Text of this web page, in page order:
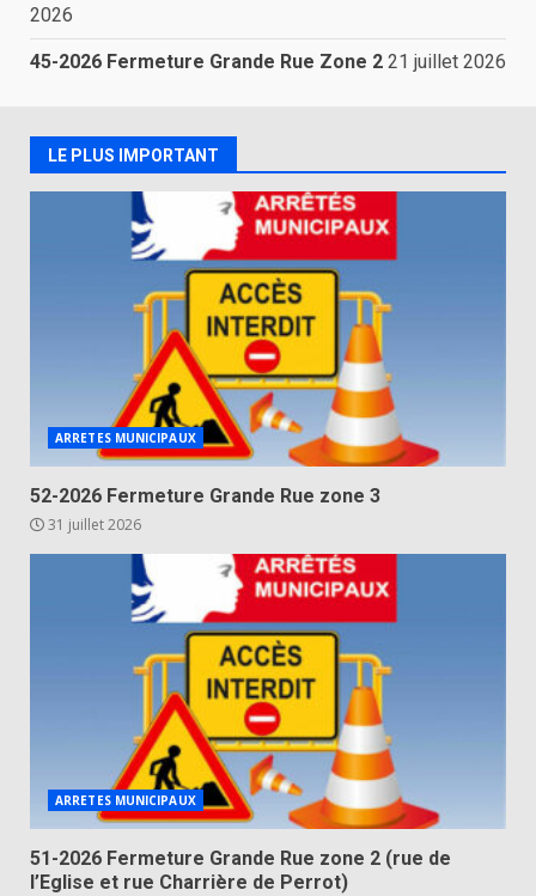
2026
45-2026 Fermeture Grande Rue Zone 2 21 juillet 2026
LE PLUS IMPORTANT
ARRETES MUNICIPAUX
52-2026 Fermeture Grande Rue zone 3
31 juillet 2026
ARRETES MUNICIPAUX
51-2026 Fermeture Grande Rue zone 2 (rue de
l’Eglise et rue Charrière de Perrot)